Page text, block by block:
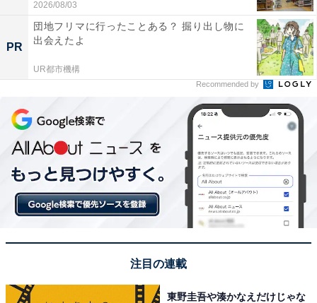
2026/08/03
PR
団地フリマに行ったことある？ 掘り出し物に
出会えたよ
UR都市機構
Recommended by
注目の連載
東野圭吾や湊かなえだけじゃな